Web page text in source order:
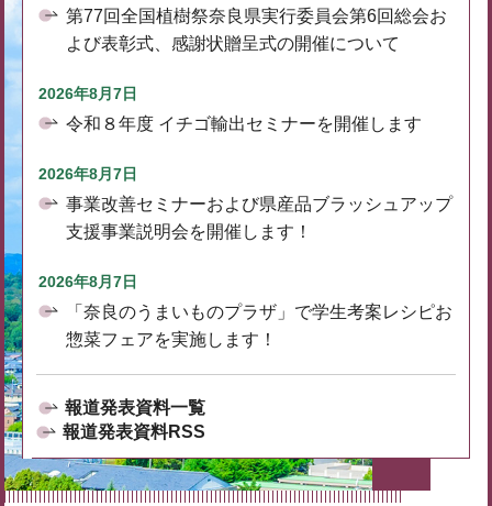
第77回全国植樹祭奈良県実行委員会第6回総会お
よび表彰式、感謝状贈呈式の開催について
2026年8月7日
令和８年度 イチゴ輸出セミナーを開催します
2026年8月7日
事業改善セミナーおよび県産品ブラッシュアップ
支援事業説明会を開催します！
2026年8月7日
「奈良のうまいものプラザ」で学生考案レシピお
惣菜フェアを実施します！
報道発表資料一覧
報道発表資料RSS